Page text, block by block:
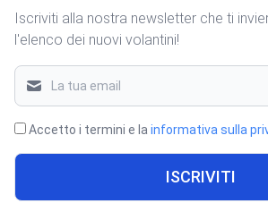
Iscriviti alla nostra newsletter che ti
l'elenco dei nuovi volantini!
Accetto i termini e la informativa sulla
ISCRIVITI